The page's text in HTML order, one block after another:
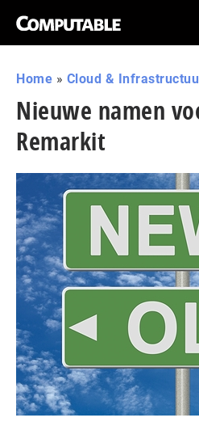
Home » Cloud &
Nieuwe namen
Remarkit